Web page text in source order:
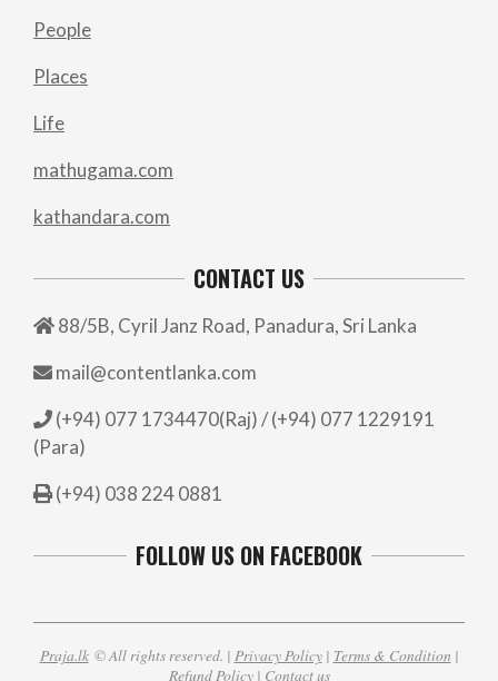
People
Places
Life
mathugama.com
kathandara.com
CONTACT US
88/5B, Cyril Janz Road, Panadura, Sri Lanka
mail@contentlanka.com
(+94) 077 1734470(Raj) / (+94) 077 1229191
(Para)
(+94) 038 224 0881
FOLLOW US ON FACEBOOK
Praja.lk© All rights reserved. | Privacy Policy| Terms & Condition |
Refund Policy| Contact us